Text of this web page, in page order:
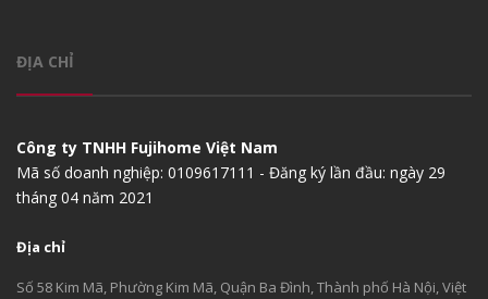
ĐỊA CHỈ
Công ty TNHH Fujihome Việt Nam
Mã số doanh nghiệp: 0109617111 - Đăng ký lần đầu: ngày 29
tháng 04 năm 2021
Địa chỉ
Số 58 Kim Mã, Phường Kim Mã, Quận Ba Đình, Thành phố Hà Nội, Việt